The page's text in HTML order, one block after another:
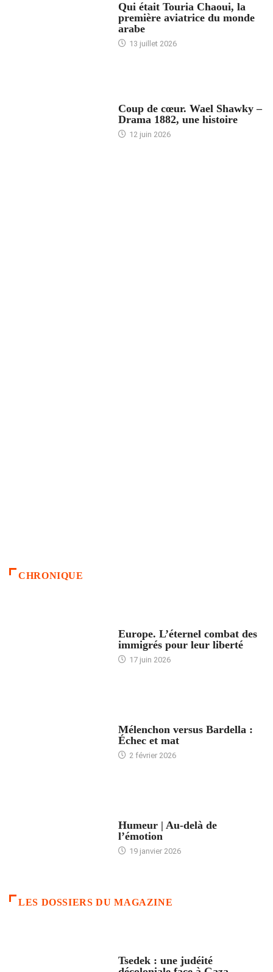
Qui était Touria Chaoui, la
première aviatrice du monde
arabe
13 juillet 2026
Coup de cœur. Wael Shawky –
Drama 1882, une histoire
12 juin 2026
CHRONIQUE
Europe. L’éternel combat des
immigrés pour leur liberté
17 juin 2026
Mélenchon versus Bardella :
Échec et mat
2 février 2026
Humeur | Au-delà de
l’émotion
19 janvier 2026
LES DOSSIERS DU MAGAZINE
Tsedek : une judéité